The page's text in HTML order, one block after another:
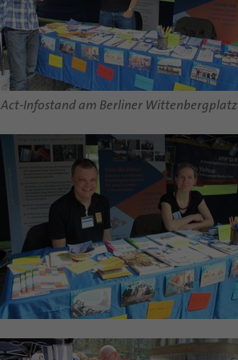
Infostand am Berliner Wittenbergplatz